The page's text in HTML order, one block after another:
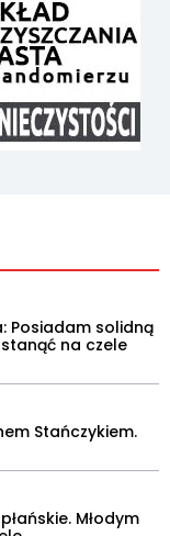
Posiadam solidną
na czele
Stańczykiem.
Młodym